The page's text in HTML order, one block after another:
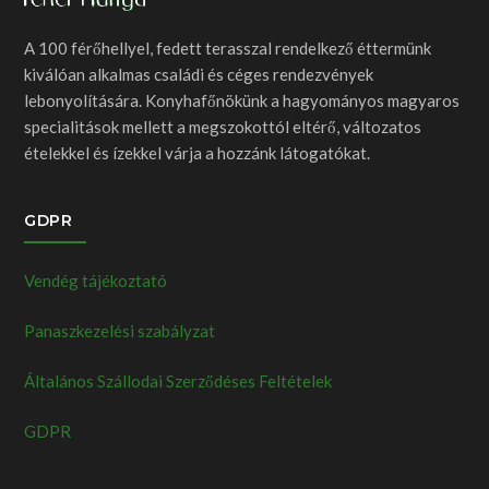
A 100 férőhellyel, fedett terasszal rendelkező éttermünk
kiválóan alkalmas családi és céges rendezvények
lebonyolítására. Konyhafőnökünk a hagyományos magyaros
specialitások mellett a megszokottól eltérő, változatos
ételekkel és ízekkel várja a hozzánk látogatókat.
GDPR
Vendég tájékoztató
Panaszkezelési szabályzat
Általános Szállodai Szerződéses Feltételek
GDPR